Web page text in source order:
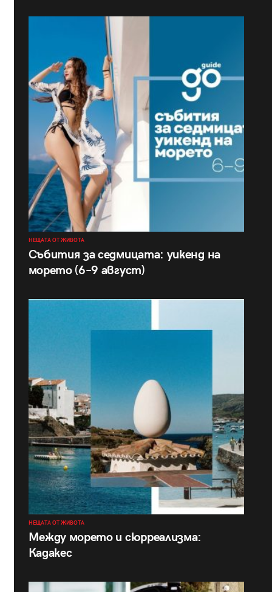
НЕЩАТА ОТ ЖИВОТА
Събития за седмицата: уикенд на
морето (6–9 август)
НЕЩАТА ОТ ЖИВОТА
Между морето и сюрреализма:
Кадакес